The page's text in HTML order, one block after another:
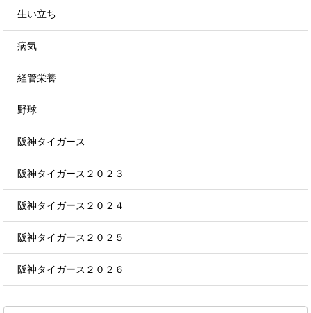
生い立ち
病気
経管栄養
野球
阪神タイガース
阪神タイガース２０２３
阪神タイガース２０２４
阪神タイガース２０２５
阪神タイガース２０２６